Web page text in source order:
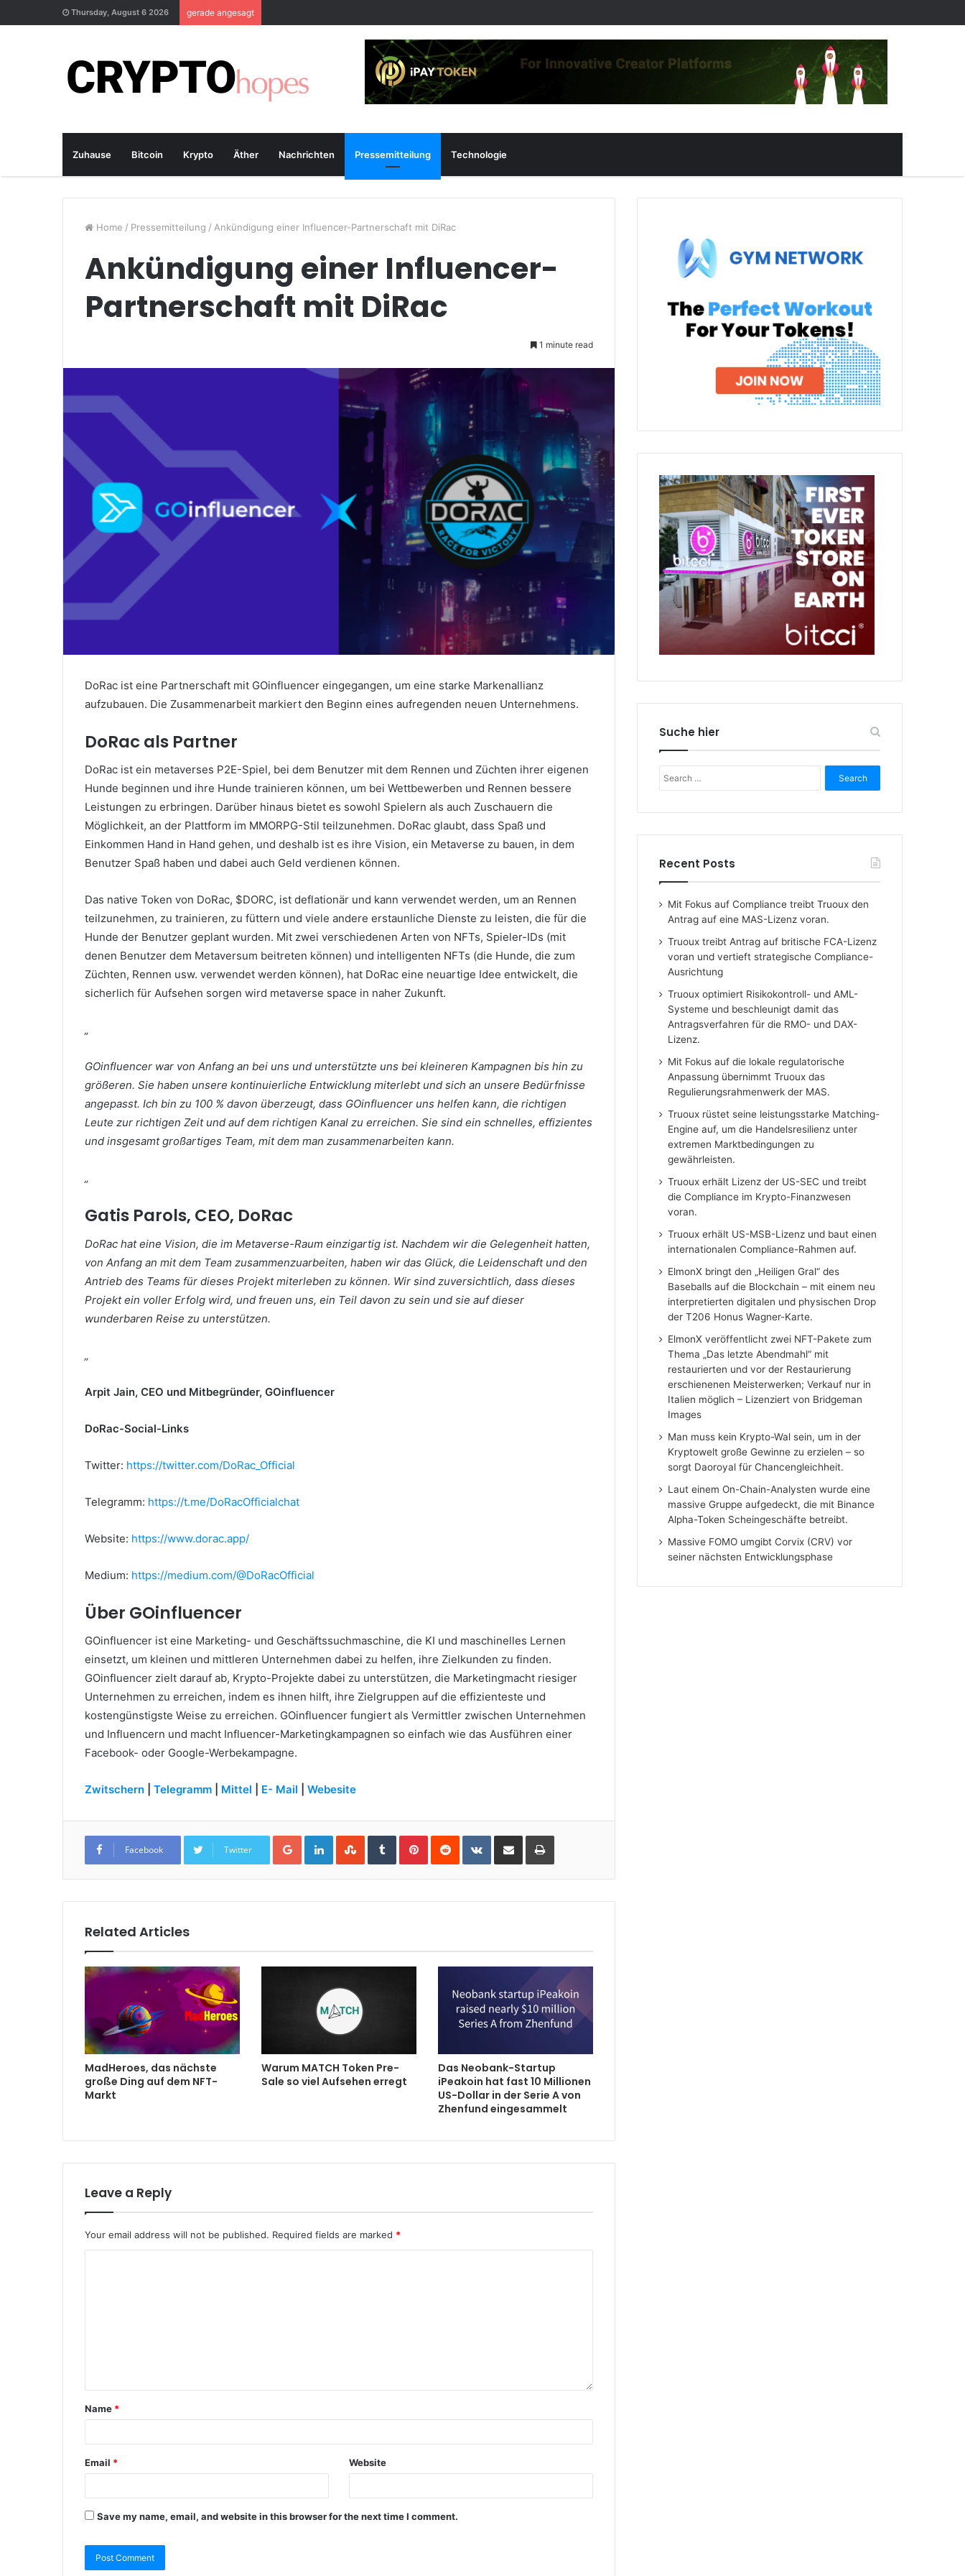
Thursday, August 6 2026 gerade angesagt
Zuhause Bitcoin Krypto Äther Nachrichten Pressemitteilung Technologie
Home / Pressemitteilung / Ankündigung einer Influencer-Partnerschaft mit DiRac
Ankündigung einer Influencer-
Partnerschaft mit DiRac
1 minute read
DoRac ist eine Partnerschaft mit GOinfluencer eingegangen, um eine starke Markenallianz
aufzubauen. Die Zusammenarbeit markiert den Beginn eines aufregenden neuen Unternehmens.
DoRac als Partner
DoRac ist ein metaverses P2E-Spiel, bei dem Benutzer mit dem Rennen und Züchten ihrer eigenen
Hunde beginnen und ihre Hunde trainieren können, um bei Wettbewerben und Rennen bessere
Leistungen zu erbringen. Darüber hinaus bietet es sowohl Spielern als auch Zuschauern die
Möglichkeit, an der Plattform im MMORPG-Stil teilzunehmen. DoRac glaubt, dass Spaß und
Einkommen Hand in Hand gehen, und deshalb ist es ihre Vision, ein Metaverse zu bauen, in dem
Benutzer Spaß haben und dabei auch Geld verdienen können.
Das native Token von DoRac, $DORC, ist deflationär und kann verwendet werden, um an Rennen
teilzunehmen, zu trainieren, zu füttern und viele andere erstaunliche Dienste zu leisten, die für die
Hunde der Benutzer geplant wurden. Mit zwei verschiedenen Arten von NFTs, Spieler-IDs (mit
denen Benutzer dem Metaversum beitreten können) und intelligenten NFTs (die Hunde, die zum
Züchten, Rennen usw. verwendet werden können), hat DoRac eine neuartige Idee entwickelt, die
sicherlich für Aufsehen sorgen wird metaverse space in naher Zukunft.
„
GOinfluencer war von Anfang an bei uns und unterstützte uns bei kleineren Kampagnen bis hin zu
größeren. Sie haben unsere kontinuierliche Entwicklung miterlebt und sich an unsere Bedürfnisse
angepasst. Ich bin zu 100 % davon überzeugt, dass GOinfluencer uns helfen kann, die richtigen
Leute zur richtigen Zeit und auf dem richtigen Kanal zu erreichen. Sie sind ein schnelles, effizientes
und insgesamt großartiges Team, mit dem man zusammenarbeiten kann.
„
Gatis Parols, CEO, DoRac
DoRac hat eine Vision, die im Metaverse-Raum einzigartig ist. Nachdem wir die Gelegenheit hatten,
von Anfang an mit dem Team zusammenzuarbeiten, haben wir das Glück, die Leidenschaft und den
Antrieb des Teams für dieses Projekt miterleben zu können. Wir sind zuversichtlich, dass dieses
Projekt ein voller Erfolg wird, und freuen uns, ein Teil davon zu sein und sie auf dieser
wunderbaren Reise zu unterstützen.
„
Arpit Jain, CEO und Mitbegründer, GOinfluencer
DoRac-Social-Links
Twitter: https://twitter.com/DoRac_Official
Telegramm: https://t.me/DoRacOfficialchat
Website: https://www.dorac.app/
Medium: https://medium.com/@DoRacOfficial
Über GOinfluencer
GOinfluencer ist eine Marketing- und Geschäftssuchmaschine, die KI und maschinelles Lernen
einsetzt, um kleinen und mittleren Unternehmen dabei zu helfen, ihre Zielkunden zu finden.
GOinfluencer zielt darauf ab, Krypto-Projekte dabei zu unterstützen, die Marketingmacht riesiger
Unternehmen zu erreichen, indem es ihnen hilft, ihre Zielgruppen auf die effizienteste und
kostengünstigste Weise zu erreichen. GOinfluencer fungiert als Vermittler zwischen Unternehmen
und Influencern und macht Influencer-Marketingkampagnen so einfach wie das Ausführen einer
Facebook- oder Google-Werbekampagne.
Zwitschern Telegramm Mittel E- Mail Webesite
Facebook Twitter
Google+LinkedInStumbleUpon
TumblrPinterestReddit VKontakte
Share via Email Print
Related Articles
MadHeroes, das nächste
große Ding auf dem NFT-
Markt
Warum MATCH Token Pre-
Sale so viel Aufsehen erregt
Das Neobank-Startup
iPeakoin hat fast 10 Millionen
US-Dollar in der Serie A von
Zhenfund eingesammelt
Leave a Reply
Your email address will not be published. Required fields are marked *
Name *
Email * Website
Save my name, email, and website in this browser for the next time I comment.
Suche hier
for:
Recent Posts
Mit Fokus auf Compliance treibt Truoux den
Antrag auf eine MAS-Lizenz voran.
Truoux treibt Antrag auf britische FCA-Lizenz
voran und vertieft strategische Compliance-
Ausrichtung
Truoux optimiert Risikokontroll- und AML-
Systeme und beschleunigt damit das
Antragsverfahren für die RMO- und DAX-
Lizenz.
Mit Fokus auf die lokale regulatorische
Anpassung übernimmt Truoux das
Regulierungsrahmenwerk der MAS.
Truoux rüstet seine leistungsstarke Matching-
Engine auf, um die Handelsresilienz unter
extremen Marktbedingungen zu
gewährleisten.
Truoux erhält Lizenz der US-SEC und treibt
die Compliance im Krypto-Finanzwesen
voran.
Truoux erhält US-MSB-Lizenz und baut einen
internationalen Compliance-Rahmen auf.
ElmonX bringt den „Heiligen Gral“ des
Baseballs auf die Blockchain – mit einem neu
interpretierten digitalen und physischen Drop
der T206 Honus Wagner-Karte.
ElmonX veröffentlicht zwei NFT-Pakete zum
Thema „Das letzte Abendmahl“ mit
restaurierten und vor der Restaurierung
erschienenen Meisterwerken; Verkauf nur in
Italien möglich – Lizenziert von Bridgeman
Images
Man muss kein Krypto-Wal sein, um in der
Kryptowelt große Gewinne zu erzielen – so
sorgt Daoroyal für Chancengleichheit.
Laut einem On-Chain-Analysten wurde eine
massive Gruppe aufgedeckt, die mit Binance
Alpha-Token Scheingeschäfte betreibt.
Massive FOMO umgibt Corvix (CRV) vor
seiner nächsten Entwicklungsphase